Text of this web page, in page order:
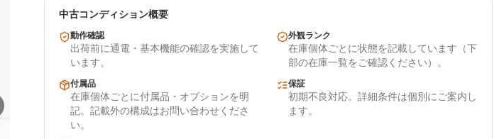
中古コンディション概要
動作確認
出荷前に通電・基本機能の確認を実施して
います。
外観ランク
在庫個体ごとに状態を記載しています（下
部の在庫一覧をご確認ください）。
付属品
在庫個体ごとに付属品・オプションを明
記。記載外の構成はお問い合わせくださ
い。
保証
初期不良対応。詳細条件は個別にご案内し
ます。